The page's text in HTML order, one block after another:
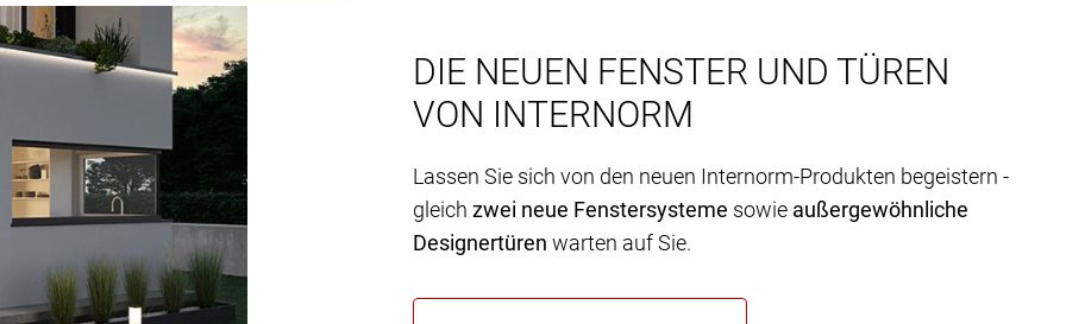
DIE NEUEN FENSTER UND TÜREN
VON INTERNORM
Lassen Sie sich von den neuen Internorm-Produkten begeistern -
gleich zwei neue Fenstersysteme sowie außergewöhnliche
Designertüren warten auf Sie.